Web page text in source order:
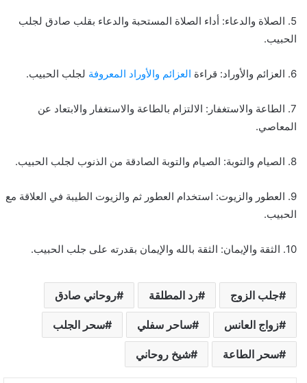
5. الصلاة والدعاء: أداء الصلاة المستحبة والدعاء بقلب صادق لجلب
الحبيب.
6. العزائم والأوراد: قراءة العزائم والأوراد المعروفة لجلب الحبيب.
7. الطاعة والاستغفار: الالتزام بالطاعة والاستغفار والابتعاد عن
المعاصي.
8. الصيام والتوبة: الصيام والتوبة الصادقة من الذنوب لجلب الحبيب.
9. العطور والزيوت: استخدام العطور ثم والزيوت الطيبة في العلاقة مع
الحبيب.
10. الثقة والإيمان: الثقة بالله والإيمان بقدرته على جلب الحبيب.
جلب الزوج رد المطلقة روحاني صادق
زواج العانس ساحر سفلي سحر الجلب
سحر الطاعة شيخ روحاني